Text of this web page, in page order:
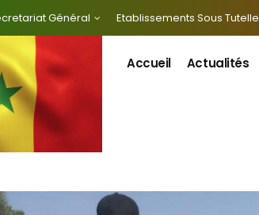
Général Etablissements Sous Tutelle
Accueil Actualités